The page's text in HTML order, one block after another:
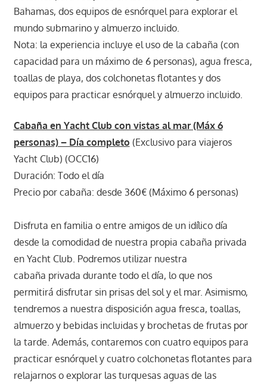
Bahamas, dos equipos de esnórquel para explorar el
mundo submarino y almuerzo incluido.
Nota: la experiencia incluye el uso de la cabaña (con
capacidad para un máximo de 6 personas), agua fresca,
toallas de playa, dos colchonetas flotantes y dos
equipos para practicar esnórquel y almuerzo incluido.
Cabaña en Yacht Club con vistas al mar (Máx 6
personas) – Día completo (Exclusivo para viajeros
Yacht Club) (OCC16)
Duración: Todo el día
Precio por cabaña: desde 360€ (Máximo 6 personas)
Disfruta en familia o entre amigos de un idílico día
desde la comodidad de nuestra propia cabaña privada
en Yacht Club. Podremos utilizar nuestra
cabaña privada durante todo el día, lo que nos
permitirá disfrutar sin prisas del sol y el mar. Asimismo,
tendremos a nuestra disposición agua fresca, toallas,
almuerzo y bebidas incluidas y brochetas de frutas por
la tarde. Además, contaremos con cuatro equipos para
practicar esnórquel y cuatro colchonetas flotantes para
relajarnos o explorar las turquesas aguas de las